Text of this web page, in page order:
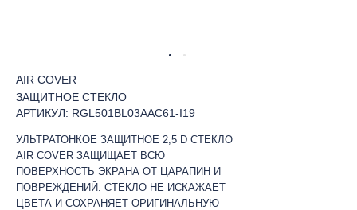
AIR COVER
ЗАЩИТНОЕ СТЕКЛО
УЛЬТРАТОНКОЕ ЗАЩИТНОЕ 2,5 D СТЕКЛО
AIR COVER ЗАЩИЩАЕТ ВСЮ
ПОВЕРХНОСТЬ ЭКРАНА ОТ ЦАРАПИН И
ПОВРЕЖДЕНИЙ. СТЕКЛО НЕ ИСКАЖАЕТ
ЦВЕТА И СОХРАНЯЕТ ОРИГИНАЛЬНУЮ
АРТИКУЛ: RGL501BL03AAC61-I19